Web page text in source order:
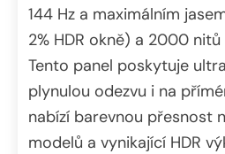
144 Hz a maximálním
2% HDR okně) a 2000
Tento panel poskytuje
plynulou odezvu i na
nabízí barevnou přesnost
modelů a vynikající HDR